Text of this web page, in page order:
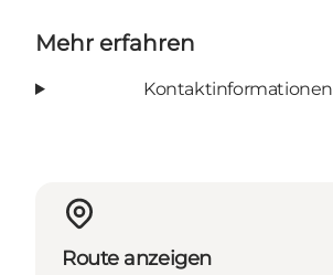
Mehr erfahren
Kontaktinformationen
Route anzeigen